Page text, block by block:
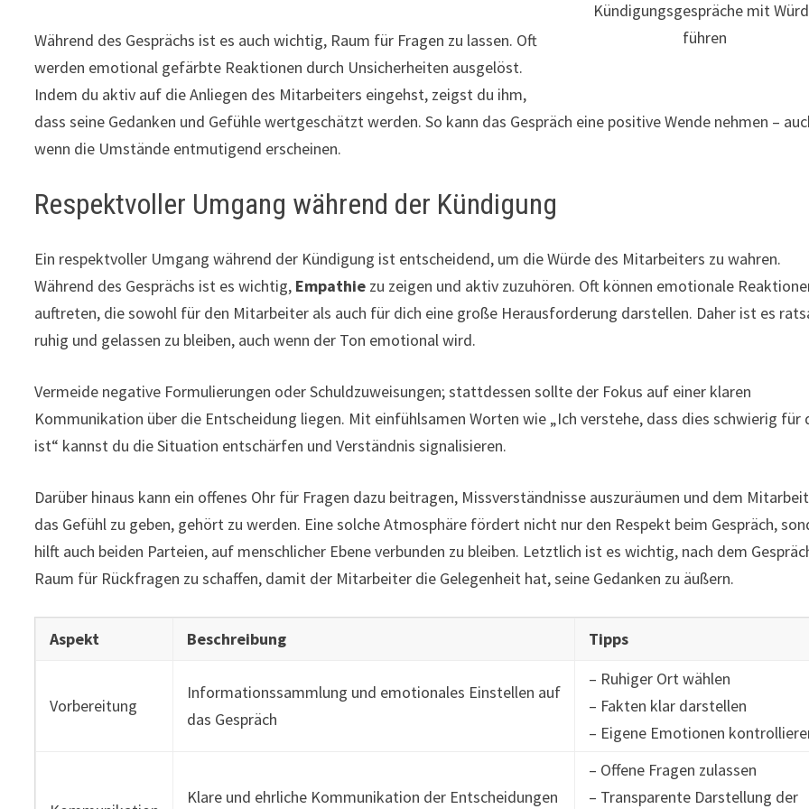
Kündigungsgespräche mit
führen
Während des Gesprächs ist es auch wichtig, Raum für Fragen zu lassen. Oft
werden emotional gefärbte Reaktionen durch Unsicherheiten ausgelöst.
Indem du aktiv auf die Anliegen des Mitarbeiters eingehst, zeigst du ihm,
dass seine Gedanken und Gefühle wertgeschätzt werden. So kann das Gespräch eine positive Wende nehmen –
wenn die Umstände entmutigend erscheinen.
Respektvoller Umgang während der Kündigung
Ein respektvoller Umgang während der Kündigung ist entscheidend, um die Würde des Mitarbeiters zu wahren.
Während des Gesprächs ist es wichtig, Empathie zu zeigen und aktiv zuzuhören. Oft können emotionale
auftreten, die sowohl für den Mitarbeiter als auch für dich eine große Herausforderung darstellen. Daher ist es
ruhig und gelassen zu bleiben, auch wenn der Ton emotional wird.
Vermeide negative Formulierungen oder Schuldzuweisungen; stattdessen sollte der Fokus auf einer klaren
Kommunikation über die Entscheidung liegen. Mit einfühlsamen Worten wie „Ich verstehe, dass dies schwierig für
ist“ kannst du die Situation entschärfen und Verständnis signalisieren.
Darüber hinaus kann ein offenes Ohr für Fragen dazu beitragen, Missverständnisse auszuräumen und dem
das Gefühl zu geben, gehört zu werden. Eine solche Atmosphäre fördert nicht nur den Respekt beim Gespräch,
hilft auch beiden Parteien, auf menschlicher Ebene verbunden zu bleiben. Letztlich ist es wichtig, nach dem
Raum für Rückfragen zu schaffen, damit der Mitarbeiter die Gelegenheit hat, seine Gedanken zu äußern.
Aspekt Beschreibung Tipps
Vorbereitung
Informationssammlung und emotionales Einstellen auf
das Gespräch
– Ruhiger Ort wählen
– Fakten klar darstellen
– Eigene Emotionen
Klare und ehrliche Kommunikation der Entscheidungen
– Offene Fragen zulassen
– Transparente Darstellung der